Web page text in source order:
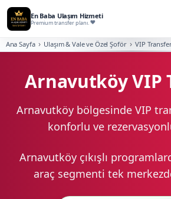
En Baba Ulaşım Hizmeti
Premium transfer planı.
Ana Sayfa Ulaşım & Vale ve Özel Şoför VIP
Arnavutköy VIP
Arnavutköy bölgesinde VIP
konforlu ve
Arnavutköy çıkışlı
araç segmenti tek